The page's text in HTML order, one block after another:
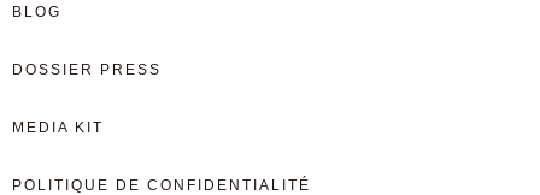
BLOG
DOSSIER PRESS
MEDIA KIT
POLITIQUE DE CONFIDENTIALITÉ